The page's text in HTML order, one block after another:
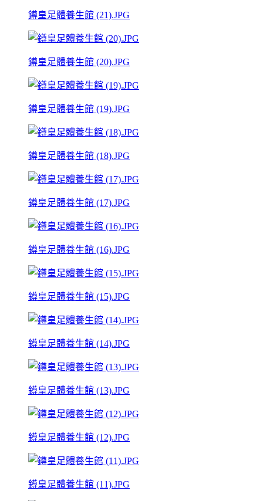
鐏皇足體養生館 (21).JPG
鐏皇足體養生館 (20).JPG
鐏皇足體養生館 (19).JPG
鐏皇足體養生館 (18).JPG
鐏皇足體養生館 (17).JPG
鐏皇足體養生館 (16).JPG
鐏皇足體養生館 (15).JPG
鐏皇足體養生館 (14).JPG
鐏皇足體養生館 (13).JPG
鐏皇足體養生館 (12).JPG
鐏皇足體養生館 (11).JPG